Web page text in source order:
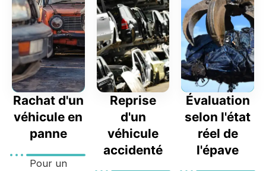
Rachat d'un
véhicule en
panne
Pour un
Reprise
d'un
véhicule
accidenté
Évaluation
selon l'état
réel de
l'épave